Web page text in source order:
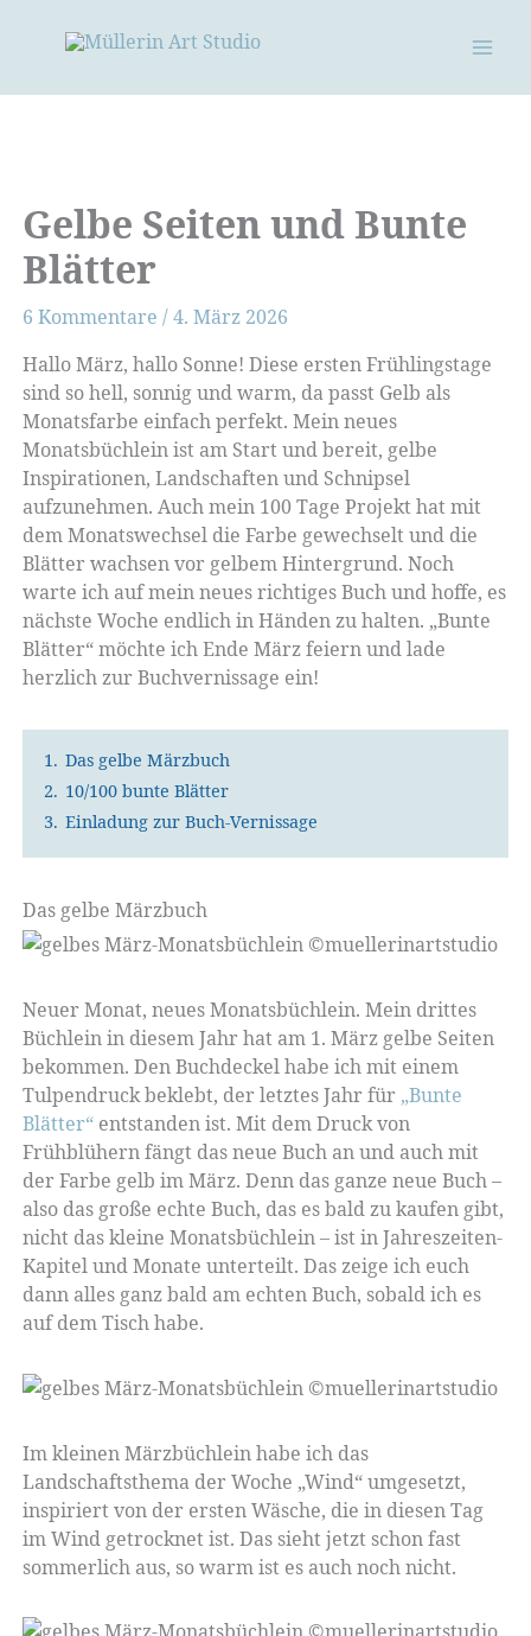
Gelbe Seiten und Bunte
Blätter
6 Kommentare /4. März 2026
Hallo März, hallo Sonne! Diese ersten Frühlingstage
sind so hell, sonnig und warm, da passt Gelb als
Monatsfarbe einfach perfekt. Mein neues
Monatsbüchlein ist am Start und bereit, gelbe
Inspirationen, Landschaften und Schnipsel
aufzunehmen. Auch mein 100 Tage Projekt hat mit
dem Monatswechsel die Farbe gewechselt und die
Blätter wachsen vor gelbem Hintergrund. Noch
warte ich auf mein neues richtiges Buch und hoffe, es
nächste Woche endlich in Händen zu halten. „Bunte
Blätter“ möchte ich Ende März feiern und lade
herzlich zur Buchvernissage ein!
1. Das gelbe Märzbuch
2. 10/100 bunte Blätter
3. Einladung zur Buch-Vernissage
Das gelbe Märzbuch
Neuer Monat, neues Monatsbüchlein. Mein drittes
Büchlein in diesem Jahr hat am 1. März gelbe Seiten
bekommen. Den Buchdeckel habe ich mit einem
Tulpendruck beklebt, der letztes Jahr für „Bunte
Blätter“ entstanden ist. Mit dem Druck von
Frühblühern fängt das neue Buch an und auch mit
der Farbe gelb im März. Denn das ganze neue Buch –
also das große echte Buch, das es bald zu kaufen gibt,
nicht das kleine Monatsbüchlein – ist in Jahreszeiten-
Kapitel und Monate unterteilt. Das zeige ich euch
dann alles ganz bald am echten Buch, sobald ich es
auf dem Tisch habe.
Im kleinen Märzbüchlein habe ich das
Landschaftsthema der Woche „Wind“ umgesetzt,
inspiriert von der ersten Wäsche, die in diesen Tag
im Wind getrocknet ist. Das sieht jetzt schon fast
sommerlich aus, so warm ist es auch noch nicht.